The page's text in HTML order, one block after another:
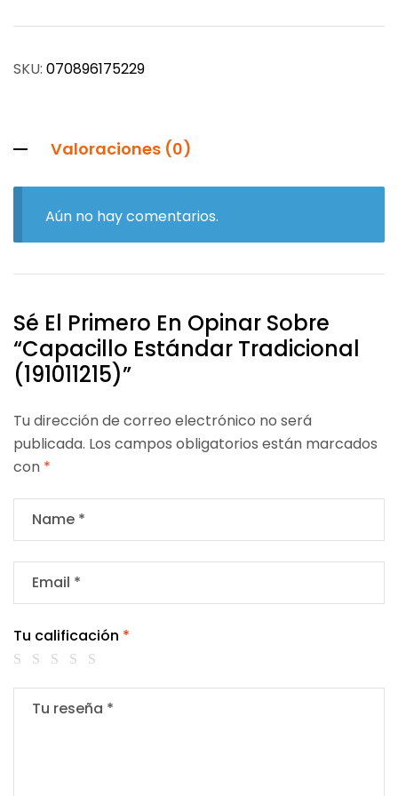
SKU: 070896175229
Valoraciones (0)
Aún no hay comentarios.
Sé El Primero En Opinar Sobre
“Capacillo Estándar Tradicional
(191011215)”
Tu dirección de correo electrónico no será
publicada. Los campos obligatorios están marcados
con *
Tu calificación *